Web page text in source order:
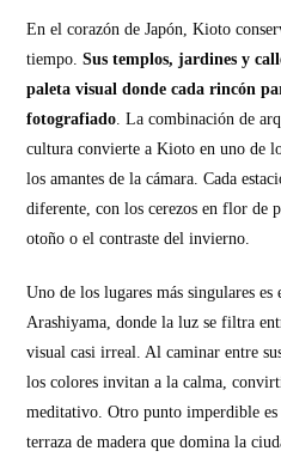
En el corazón de Japón, Kioto
tiempo.Sus templos, jardines y
paleta visual donde cada rincón
fotografiado . La combinación de
cultura convierte a Kioto en uno de
los amantes de la cámara. Cada
diferente, con los cerezos en flor de
otoño o el contraste del invierno.
Uno de los lugares más singulares es
Arashiyama, donde la luz se filtra
visual casi irreal. Al caminar entre
los colores invitan a la calma,
meditativo. Otro punto imperdible
terraza de madera que domina la